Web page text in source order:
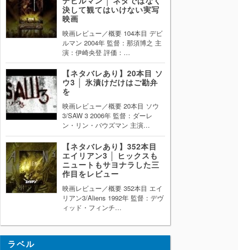
決して観てはいけない実写
映画
映画レビュー／概要 104本目 デビ
ルマン 2004年 監督：那須博之 主
演：伊崎央登 評価：…
【ネタバレあり】20本目 ソ
ウ3 │ 氷漬けだけはご勘弁
を
映画レビュー／概要 20本目 ソウ
3/SAW 3 2006年 監督：ダーレ
ン・リン・バウズマン 主演…
【ネタバレあり】352本目
エイリアン3 │ ヒックスも
ニュートもサヨナラした三
作目をレビュー
映画レビュー／概要 352本目 エイ
リアン3/Aliens 1992年 監督：デヴ
ィッド・フィンチ…
ラベル